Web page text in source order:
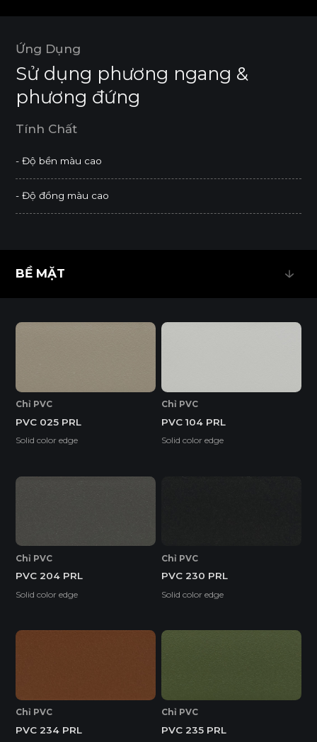
Ứng Dụng
Sử dụng phương ngang &
phương đứng
Tính Chất
- Độ bền màu cao
- Độ đồng màu cao
BỀ MẶT
Chỉ PVC
PVC 025 PRL
Solid color edge
Chỉ PVC
PVC 104 PRL
Solid color edge
Chỉ PVC
PVC 204 PRL
Solid color edge
Chỉ PVC
PVC 230 PRL
Solid color edge
Chỉ PVC
PVC 234 PRL
Chỉ PVC
PVC 235 PRL